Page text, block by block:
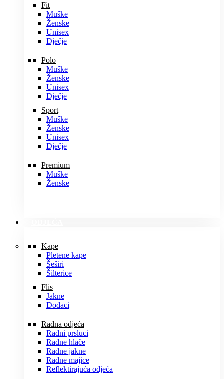
Fit
Muške
Ženske
Unisex
Dječje
Polo
Muške
Ženske
Unisex
Dječje
Sport
Muške
Ženske
Unisex
Dječje
Premium
Muške
Ženske
Kape
Pletene kape
Šeširi
Šilterice
Flis
Jakne
Dodaci
Radna odjeća
Radni prsluci
Radne hlače
Radne jakne
Radne majice
Reflektirajuća odjeća